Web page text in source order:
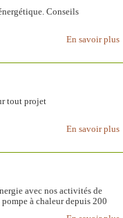
Conseils
En savoir plus
tout projet
En savoir plus
avec nos activités de
à chaleur depuis 200